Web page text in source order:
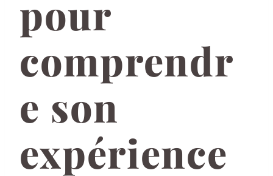
pour
comprendr
e son
expérience